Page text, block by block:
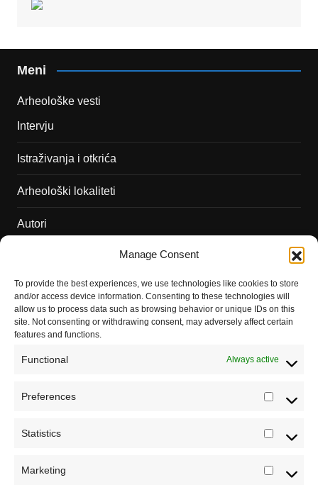
Manage Consent
To provide the best experiences, we use technologies like cookies to store
and/or access device information. Consenting to these technologies will
allow us to process data such as browsing behavior or unique IDs on this
site. Not consenting or withdrawing consent, may adversely affect certain
features and functions.
Functional Always active
Preferences
Statistics
Marketing
Meni
Arheološke vesti
Intervju
Istraživanja i otkrića
Arheološki lokaliteti
Autori
Dešavanja
Kontakt
Misija sajta Sve o arheologiji